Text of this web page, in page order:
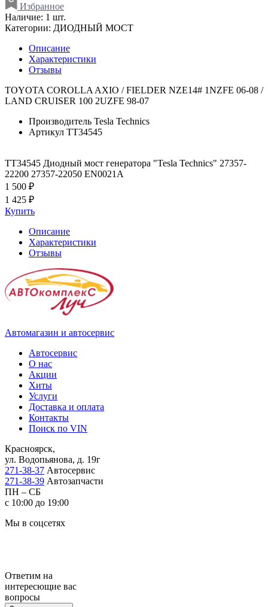
Избранное
Наличие: 1 шт.
Категории: ДИОДНЫЙ МОСТ
Описание
Характеристики
Отзывы
TOYOTA COROLLA AXIO / FIELDER NZE14# 1NZFE 06-08 /
LAND CRUISER 100 2UZFE 98-07
Производитель Tesla Technics
Артикул TT34545
TT34545 Диодный мост генератора "Tesla Technics" 27357-
22200 27357-22050 EN0021A
1 500 ₽
1 425 ₽
Купить
Описание
Характеристики
Отзывы
Автомагазин и автосервис
Автосервис
О нас
Акции
Хиты
Услуги
Доставка и оплата
Контакты
Поиск по VIN
Красноярск,
ул. Водопьянова, д. 19г
271-38-37 Автосервис
271-38-39 Автозапчасти
ПН – СБ
с 10:00 до 19:00
Мы в соцсетях
Ответим на
интересющие вас
вопросы